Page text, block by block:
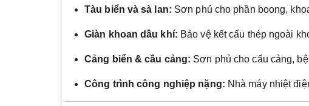
Tàu biển và sà lan: Sơn phủ cho phần boong,
Giàn khoan dầu khí: Bảo vệ kết cấu thép ngoài
Cảng biển & cầu cảng: Sơn phủ cho cẩu cảng,
Công trình công nghiệp nặng: Nhà máy nhiệt